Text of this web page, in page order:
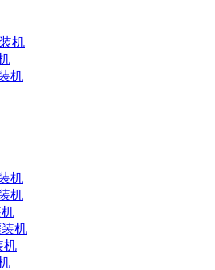
机
机
机
机
机
机